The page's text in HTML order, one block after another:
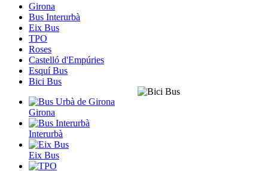
Girona
Bus Interurbà
Eix Bus
TPO
Roses
Castelló d'Empúries
Esquí Bus
Bici Bus
Girona
Interurbà
Eix Bus